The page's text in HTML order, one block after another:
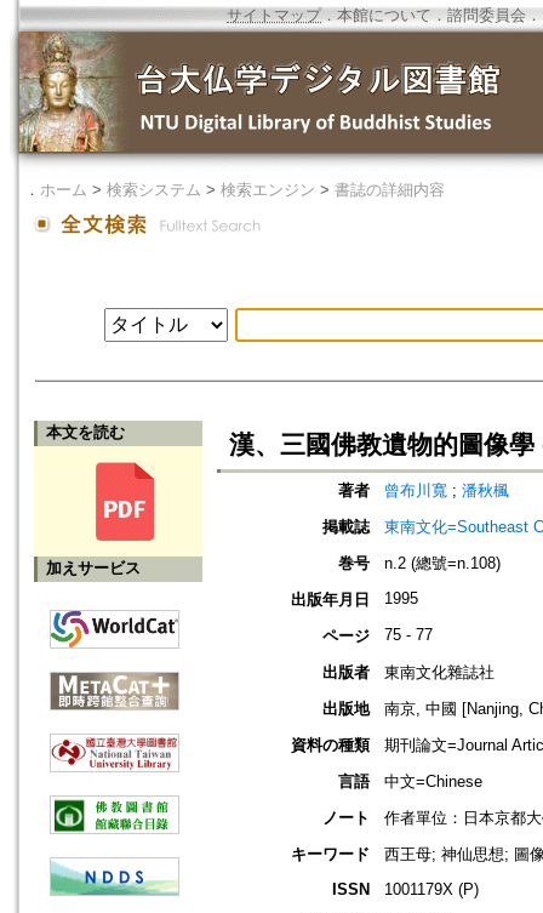
サイトマップ．本館について ． 諮問委員会 ．
． ホーム > 検索システム > 検索エンジン > 書誌の詳細内容
本文を読む
加えサービス
漢、三國佛教遺物的圖像
著者 曾布川寬 ; 潘秋楓
掲載誌
東南文化=Southeast
巻号
n.2 (總號=n.108)
出版年月日
1995
ページ 75 - 77
出版者
東南文化雜誌社
出版地
南京, 中國 [Nanjing,
資料の種類
期刊論文=Journal
言語
中文=Chinese
ノート
作者單位：日本京都
キーワード
西王母; 神仙思想; 圖
ISSN
1001179X (P)